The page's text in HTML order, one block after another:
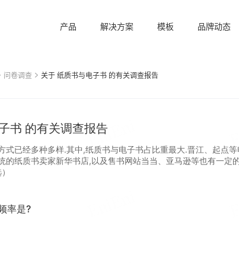
产品 解决方案 模板 品牌动态
问卷调查 关于 纸质书与电子书 的有关调查报告